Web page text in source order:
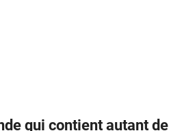
qui contient autant de